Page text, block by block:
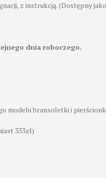
z instrukcją. (Dostępny
dnia roboczego.
modelu bransoletki i
333zł)